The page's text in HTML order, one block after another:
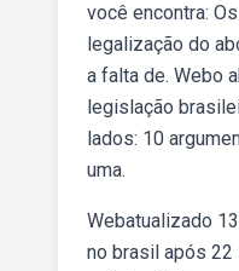
você encontra:
legalização do
a falta de. Webo
legislação
lados: 10
uma.
Webatualizado
no brasil após 22